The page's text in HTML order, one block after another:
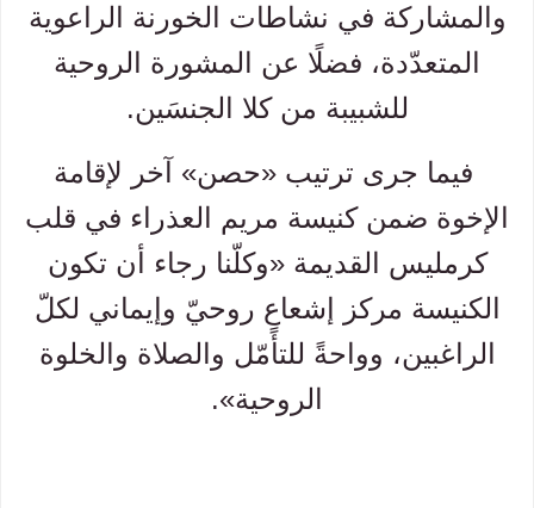
والمشاركة في نشاطات الخورنة الراعوية
المتعدّدة، فضلًا عن المشورة الروحية
للشبيبة من كلا الجنسَين.
فيما جرى ترتيب «حصن» آخر لإقامة
الإخوة ضمن كنيسة مريم العذراء في قلب
كرمليس القديمة «وكلّنا رجاء أن تكون
الكنيسة مركز إشعاعٍ روحيّ وإيماني لكلّ
الراغبين، وواحةً للتأمّل والصلاة والخلوة
الروحية».